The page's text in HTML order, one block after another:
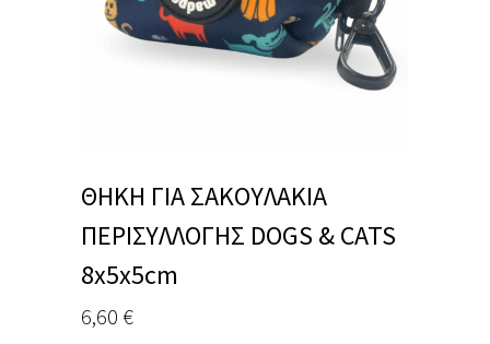
ΘΗΚΗ ΓΙΑ ΣΑΚΟΥΛΑΚΙΑ
ΠΕΡΙΣΥΛΛΟΓΗΣ DOGS & CATS
8x5x5cm
6,60 €